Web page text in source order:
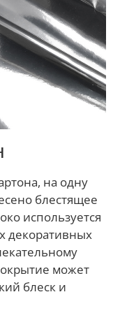
на одну
блестящее
используется
декоративных
может
блеск и